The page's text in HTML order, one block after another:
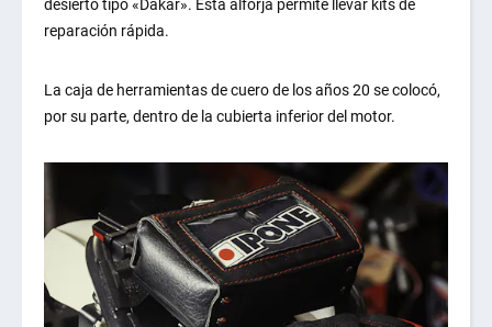
desierto tipo «Dakar». Esta alforja permite llevar kits de
reparación rápida.
La caja de herramientas de cuero de los años 20 se colocó,
por su parte, dentro de la cubierta inferior del motor.